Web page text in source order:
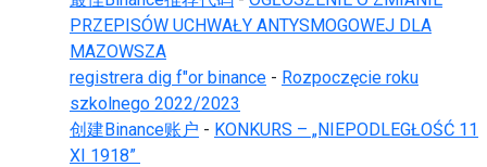
PRZEPISÓW UCHWAŁY ANTYSMOGOWEJ DLA
MAZOWSZA
registrera dig f"or binance - Rozpoczęcie roku
szkolnego 2022/2023
创建Binance账户 - KONKURS – „NIEPODLEGŁOŚĆ 11
XI 1918”